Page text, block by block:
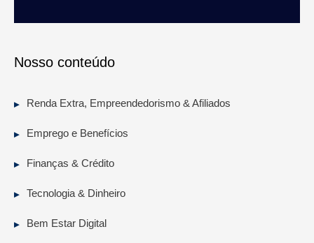
Nosso conteúdo
Renda Extra, Empreendedorismo & Afiliados
Emprego e Benefícios
Finanças & Crédito
Tecnologia & Dinheiro
Bem Estar Digital